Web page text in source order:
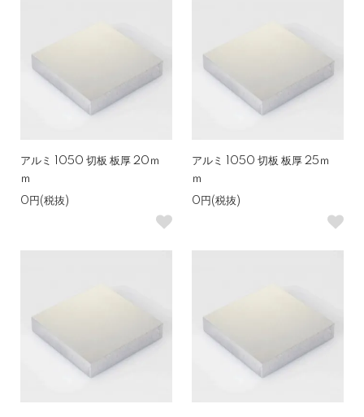
アルミ 1050 切板 板厚 20ｍ
ｍ
0円(税抜)
アルミ 1050 切板 板厚 25ｍ
ｍ
0円(税抜)